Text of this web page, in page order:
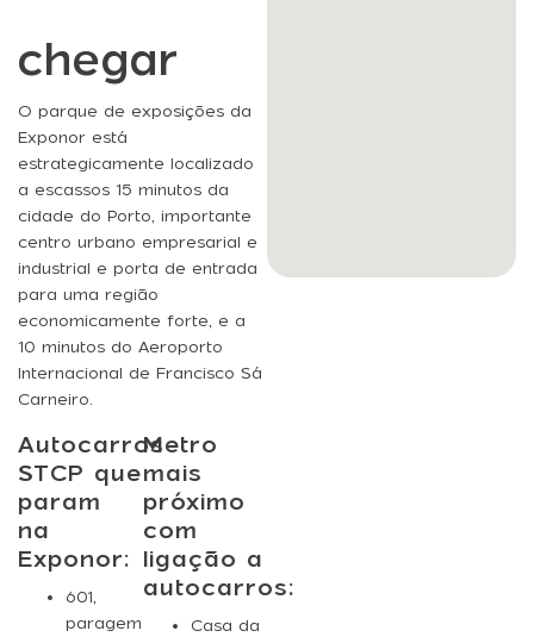
chegar
O parque de exposições da
Exponor está
estrategicamente localizado
a escassos 15 minutos da
cidade do Porto, importante
centro urbano empresarial e
industrial e porta de entrada
para uma região
economicamente forte, e a
10 minutos do Aeroporto
Internacional de Francisco Sá
Carneiro.
Autocarros
STCP que
param
na
Exponor:
601,
paragem
Metro
mais
próximo
com
ligação a
autocarros:
Casa da